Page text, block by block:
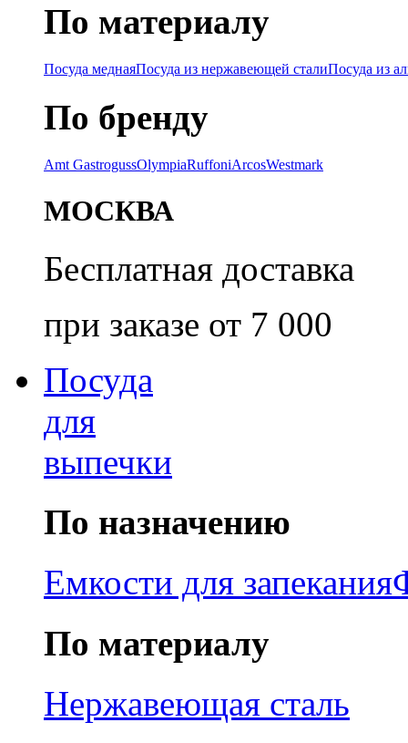
По материалу
Посуда меднаяПосуда из нержавеющей сталиПосуда из
По бренду
Amt GastrogussOlympiaRuffoniArcosWestmark
МОСКВА
Бесплатная доставка
при заказе от 7 000
Посуда
для
выпечки
По назначению
Емкости для запекания
По материалу
Нержавеющая сталь